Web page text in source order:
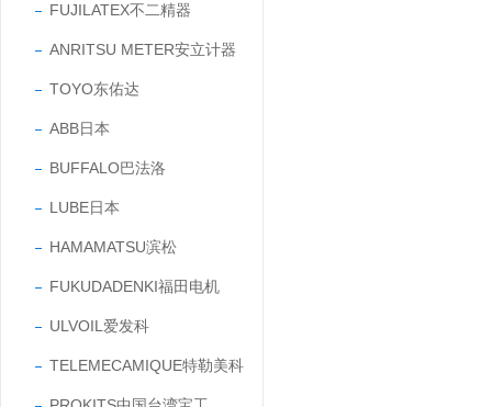
FUJILATEX不二精器
ANRITSU METER安立计器
TOYO东佑达
ABB日本
BUFFALO巴法洛
LUBE日本
HAMAMATSU滨松
FUKUDADENKI福田电机
ULVOIL爱发科
TELEMECAMIQUE特勒美科